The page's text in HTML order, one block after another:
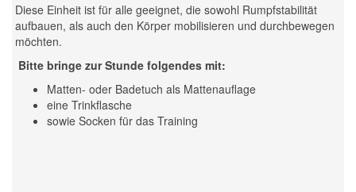
Diese Einheit ist für alle geeignet, die sowohl Rumpfstabilität
aufbauen, als auch den Körper mobilisieren und durchbewegen
möchten.
Bitte bringe zur Stunde folgendes mit:
Matten- oder Badetuch als Mattenauflage
eine Trinkflasche
sowie Socken für das Training